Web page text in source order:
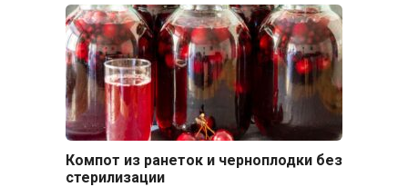
Компот из ранеток и черноплодки без
стерилизации